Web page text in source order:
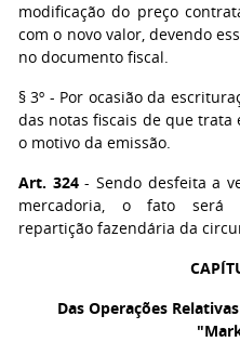
modificação do preço
com o novo valor, devendo
no documento fiscal.
§ 3º - Por ocasião da
das notas fiscais de que trata
o motivo da emissão.
Art. 324- Sendo desfeita a
mercadoria, o fato será
repartição fazendária da
Das Operações